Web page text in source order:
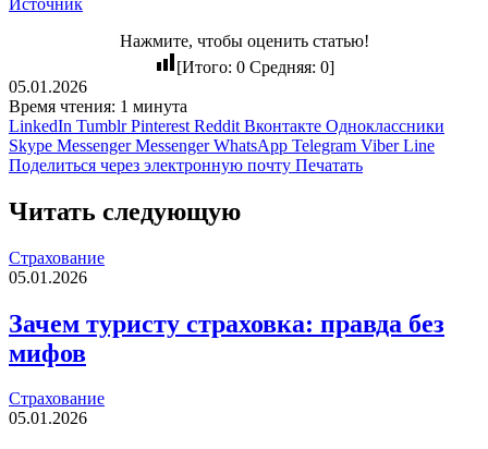
Нажмите, чтобы оценить статью!
[Итого: 0Средняя: 0]
05.01.2026
Время чтения: 1 минута
LinkedIn Tumblr Pinterest Reddit Вконтакте Одноклассники
Skype Messenger Messenger WhatsApp Telegram Viber Line
Поделиться через электронную почту Печатать
Читать следующую
Страхование
05.01.2026
Зачем туристу страховка: правда без
мифов
Страхование
05.01.2026